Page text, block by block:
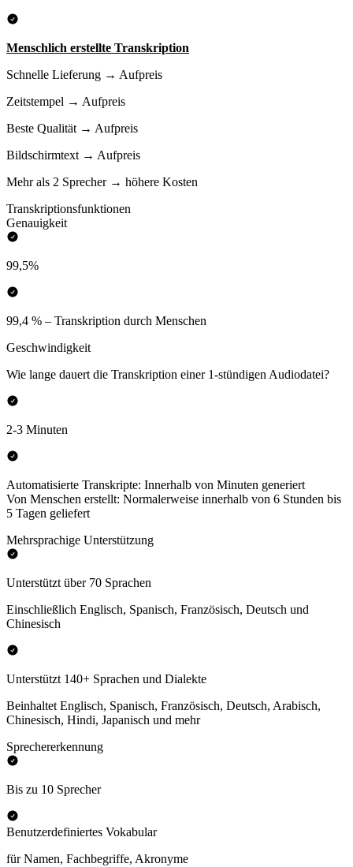
Menschlich erstellte Transkription
Schnelle Lieferung → Aufpreis
Zeitstempel → Aufpreis
Beste Qualität → Aufpreis
Bildschirmtext → Aufpreis
Mehr als 2 Sprecher → höhere Kosten
Transkriptionsfunktionen
Genauigkeit
99,5%
99,4 % – Transkription durch Menschen
Geschwindigkeit
Wie lange dauert die Transkription einer 1-stündigen Audiodatei?
2-3 Minuten
Automatisierte Transkripte: Innerhalb von Minuten generiert
Von Menschen erstellt: Normalerweise innerhalb von 6 Stunden bis
5 Tagen geliefert
Mehrsprachige Unterstützung
Unterstützt über 70 Sprachen
Einschließlich Englisch, Spanisch, Französisch, Deutsch und
Chinesisch
Unterstützt 140+ Sprachen und Dialekte
Beinhaltet Englisch, Spanisch, Französisch, Deutsch, Arabisch,
Chinesisch, Hindi, Japanisch und mehr
Sprechererkennung
Bis zu 10 Sprecher
Benutzerdefiniertes Vokabular
für Namen, Fachbegriffe, Akronyme